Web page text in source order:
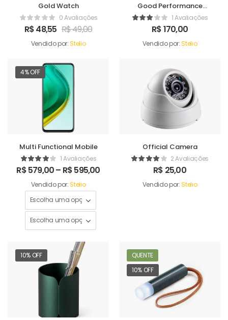
Gold Watch
0 Avaliações
R$48,55 R$49,00
Vendido por:Stelio
Good Performance
Humidifer1 Avaliações
R$170,00
Vendido por:Stelio
4% OFF
Multi Functional Mobile
1 Avaliações
R$579,00– R$595,00
Vendido por:Stelio
Official Camera
2 Avaliações
R$ 25,00
Vendido por:Stelio
10% OFF
QUENTE
10% OFF